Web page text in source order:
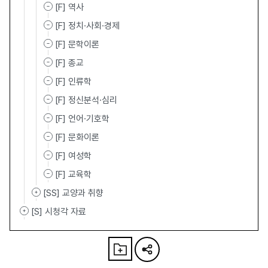
[F] 역사
[F] 정치·사회·경제
[F] 문학이론
[F] 종교
[F] 인류학
[F] 정신분석·심리
[F] 언어·기호학
[F] 문화이론
[F] 여성학
[F] 교육학
[SS] 교양과 취향
[S] 시청각 자료